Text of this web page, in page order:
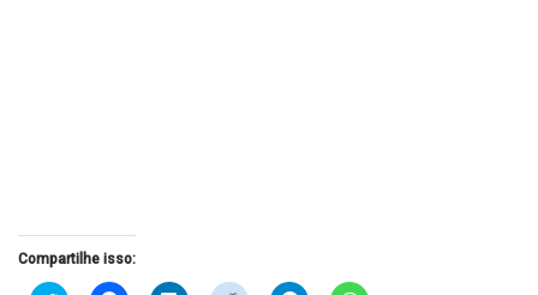
Compartilhe isso: